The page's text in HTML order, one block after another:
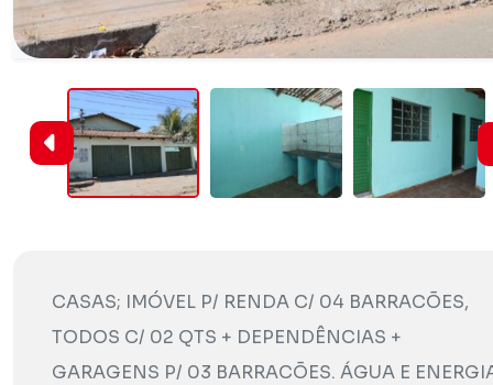
CASAS; IMÓVEL P/ RENDA C/ 04 BARRACÕES,
TODOS C/ 02 QTS + DEPENDÊNCIAS +
GARAGENS P/ 03 BARRACÕES. ÁGUA E